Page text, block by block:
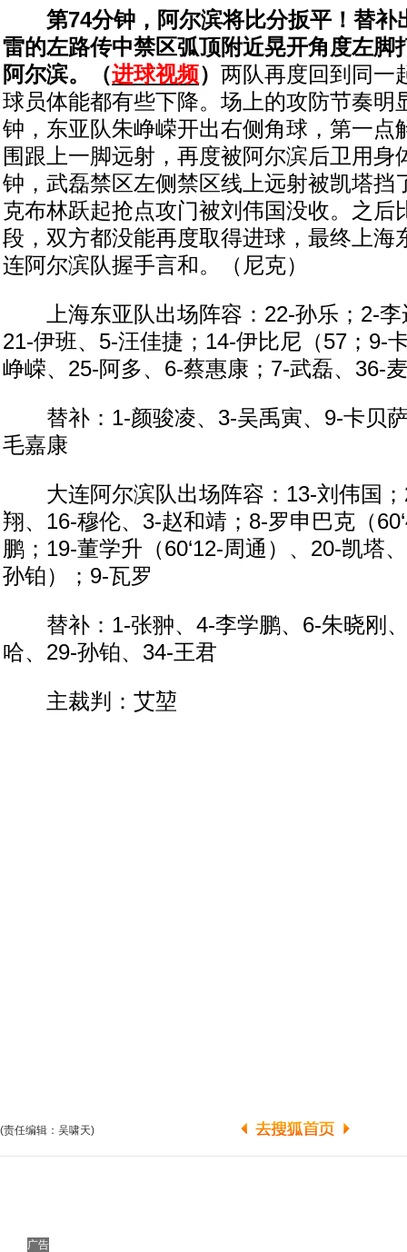
第74分钟，阿尔滨将比分扳平！替补
雷的左路传中禁区弧顶附近晃开角度左脚
阿尔滨。（进球视频） 两队再度回到同一
球员体能都有些下降。场上的攻防节奏明
钟，东亚队朱峥嵘开出右侧角球，第一点
围跟上一脚远射，再度被阿尔滨后卫用身
钟，武磊禁区左侧禁区线上远射被凯塔挡
克布林跃起抢点攻门被刘伟国没收。之后
段，双方都没能再度取得进球，最终上海
连阿尔滨队握手言和。（尼克）
上海东亚队出场阵容：22-孙乐；2-李
21-伊班、5-汪佳捷；14-伊比尼（57；9-
峥嵘、25-阿多、6-蔡惠康；7-武磊、36-
替补：1-颜骏凌、3-吴禹寅、9-卡贝萨
毛嘉康
大连阿尔滨队出场阵容：13-刘伟国；
翔、16-穆伦、3-赵和靖；8-罗申巴克（
鹏；19-董学升（60‘12-周通）、20-凯塔
孙铂）；9-瓦罗
替补：1-张翀、4-李学鹏、6-朱晓刚、
哈、29-孙铂、34-王君
主裁判：艾堃
(责任编辑：吴啸天)
广告